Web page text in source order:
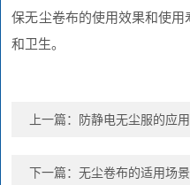
保无尘卷布的使用效果和使
和卫生。
上一篇： 防静电无尘服的应用
下一篇：无尘卷布的适用场景